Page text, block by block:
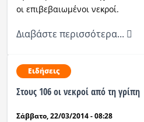
οι επιβεβαιωμένοι νεκροί.
Διαβάστε περισσότερα...
Ειδήσεις
Στους 106 οι νεκροί από τη γρίπη
Σάββατο, 22/03/2014 - 08:28